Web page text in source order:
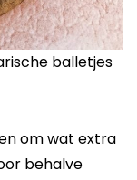
balletjes
om wat extra
behalve